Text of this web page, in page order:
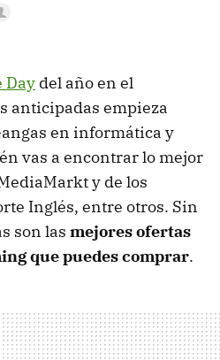
Day del año en el
anticipadas empieza
en informática y
vas a encontrar lo mejor
y de los
Inglés, entre otros. Sin
son las mejores ofertas
que puedes comprar.